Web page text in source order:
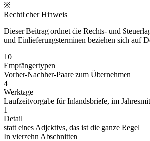
※
Rechtlicher Hinweis
Dieser Beitrag ordnet die Rechts- und
und Einlieferungsterminen beziehen sich auf
10
Empfängertypen
Vorher-Nachher-Paare zum Übernehmen
4
Werktage
Laufzeitvorgabe für Inlandsbriefe, im
1
Detail
statt eines Adjektivs, das ist die ganze Regel
In vierzehn Abschnitten